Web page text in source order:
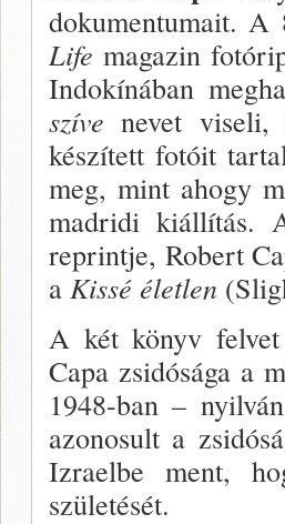
dokumentumait.
Li­fe magazin
Indokíná­ban
szíve nevet viseli,
készített fotóit
meg, mint ahogy
madridi kiállí­tás.
reprintje, Robert
a Kissé életlen
A két könyv felvet
Capa zsi­dósága a
1948-ban –
azonosult a
Izra­elbe ment,
születését.